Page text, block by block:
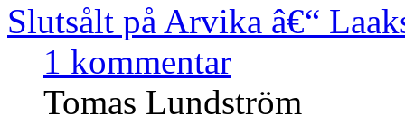
Slutsålt på Arvika â€“
1 kommentar
Tomas Lundström